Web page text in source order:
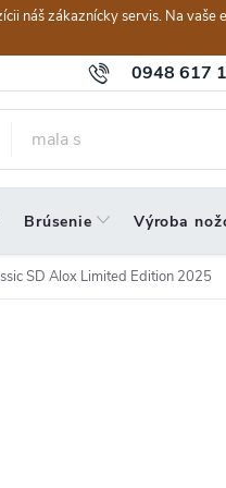
náš zákaznícky servis. Na
0948 617
obchodu Obchodné
Brúsenie Výroba
SD Alox Limited Edition 2025